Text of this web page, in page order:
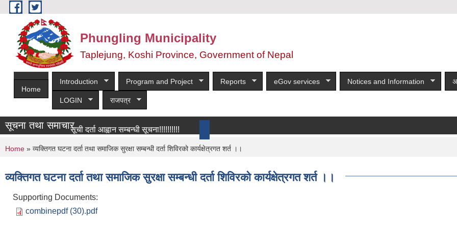
Skip to main content
Phungling Municipality
Taplejung, Koshi Province, Government of Nepal
Home
Introduction Program and Project Reports eGov services Notices and Information
LOGIN राजपत्र
सूचना तथा समाचारसूची दर्ता आह्वान सम्बन्धी सूचना!!!!!!!!!!
You are here
Home » व्यक्तिगत घटना दर्ता तथा समाजिक सुरक्षा सम्बन्धी दर्ता शिविरको कार्यक्षेत्रगत शर्त ।।
व्यक्तिगत घटना दर्ता तथा समाजिक सुरक्षा सम्बन्धी दर्ता शिविरको कार्यक्षेत्रगत शर्त ।।
Supporting Documents:
combinepdf (30).pdf